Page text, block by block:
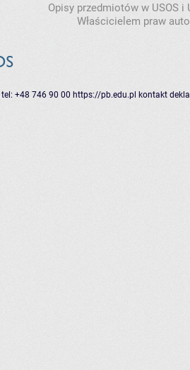
Opisy przedmiotów w USOS
Właścicielem praw
tel: +48 746 90 00 https://pb.edu.pl kontakt